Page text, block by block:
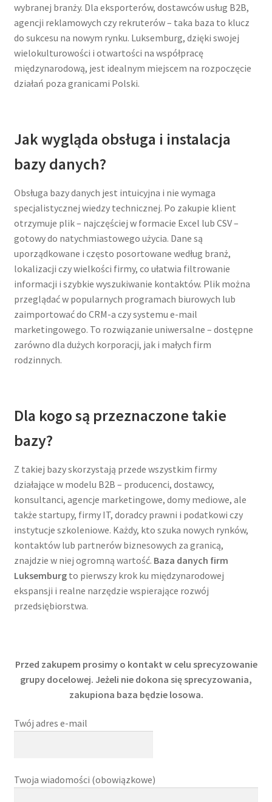
wybranej branży. Dla eksporterów, dostawców usług B2B,
agencji reklamowych czy rekruterów – taka baza to klucz
do sukcesu na nowym rynku. Luksemburg, dzięki swojej
wielokulturowości i otwartości na współpracę
międzynarodową, jest idealnym miejscem na rozpoczęcie
działań poza granicami Polski.
Jak wygląda obsługa i instalacja
bazy danych?
Obsługa bazy danych jest intuicyjna i nie wymaga
specjalistycznej wiedzy technicznej. Po zakupie klient
otrzymuje plik – najczęściej w formacie Excel lub CSV –
gotowy do natychmiastowego użycia. Dane są
uporządkowane i często posortowane według branż,
lokalizacji czy wielkości firmy, co ułatwia filtrowanie
informacji i szybkie wyszukiwanie kontaktów. Plik można
przeglądać w popularnych programach biurowych lub
zaimportować do CRM-a czy systemu e-mail
marketingowego. To rozwiązanie uniwersalne – dostępne
zarówno dla dużych korporacji, jak i małych firm
rodzinnych.
Dla kogo są przeznaczone takie
bazy?
Z takiej bazy skorzystają przede wszystkim firmy
działające w modelu B2B – producenci, dostawcy,
konsultanci, agencje marketingowe, domy mediowe, ale
także startupy, firmy IT, doradcy prawni i podatkowi czy
instytucje szkoleniowe. Każdy, kto szuka nowych rynków,
kontaktów lub partnerów biznesowych za granicą,
znajdzie w niej ogromną wartość. Baza danych firm
Luksemburgto pierwszy krok ku międzynarodowej
ekspansji i realne narzędzie wspierające rozwój
przedsiębiorstwa.
Przed zakupem prosimy o kontakt w celu sprecyzowanie
grupy docelowej. Jeżeli nie dokona się sprecyzowania,
zakupiona baza będzie losowa.
Twój adres e-mail
Twoja wiadomości (obowiązkowe)